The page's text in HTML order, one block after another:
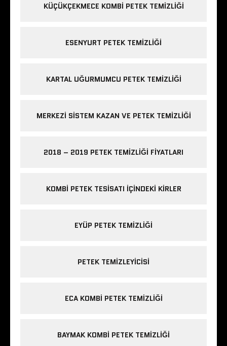
KÜÇÜKÇEKMECE KOMBI PETEK TEMIZLIĞI
ESENYURT PETEK TEMIZLIĞI
KARTAL UĞURMUMCU PETEK TEMIZLIĞI
MERKEZI SISTEM KAZAN VE PETEK TEMIZLIĞI
2018 – 2019 PETEK TEMIZLIĞI FIYATLARI
KOMBI PETEK TESISATI IÇINDEKI KIRLER
EYÜP PETEK TEMIZLIĞI
PETEK TEMIZLEYICISI
ECA KOMBI PETEK TEMIZLIĞI
BAYMAK KOMBI PETEK TEMIZLIĞI